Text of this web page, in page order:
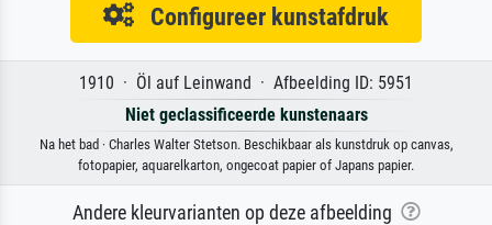
Configureer kunstafdruk
1910 · Öl auf Leinwand · Afbeelding ID: 5951
Niet geclassificeerde kunstenaars
Na het bad · Charles Walter Stetson. Beschikbaar als kunstdruk op canvas,
fotopapier, aquarelkarton, ongecoat papier of Japans papier.
Andere kleurvarianten op deze afbeelding